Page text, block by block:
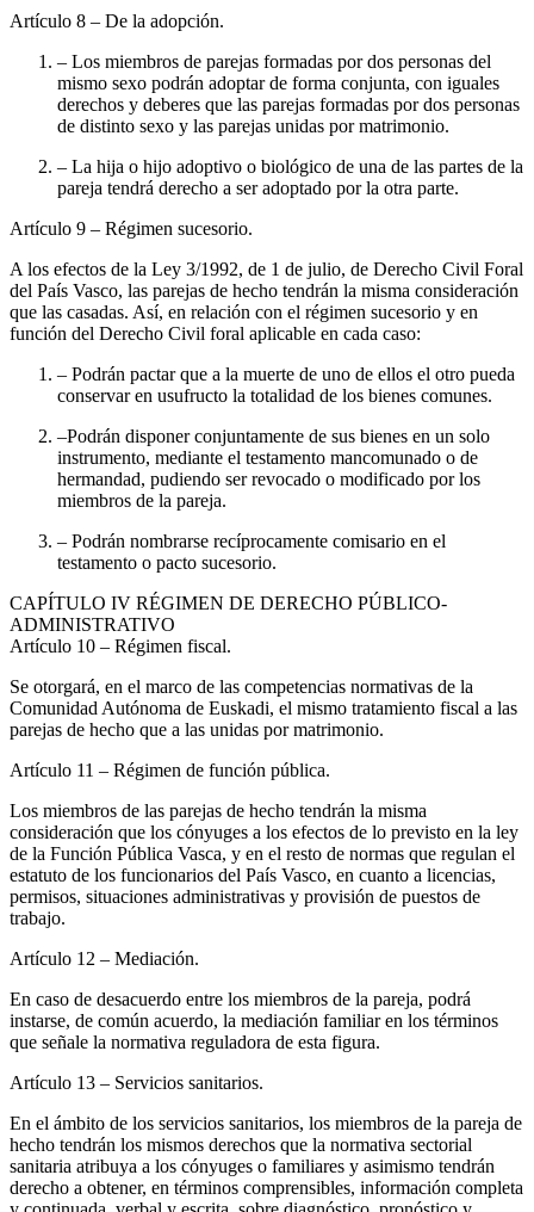
Artículo 8 – De la adopción.
– Los miembros de parejas formadas por dos personas del
mismo sexo podrán adoptar de forma conjunta, con iguales
derechos y deberes que las parejas formadas por dos personas
de distinto sexo y las parejas unidas por matrimonio.
– La hija o hijo adoptivo o biológico de una de las partes de la
pareja tendrá derecho a ser adoptado por la otra parte.
Artículo 9 – Régimen sucesorio.
A los efectos de la Ley 3/1992, de 1 de julio, de Derecho Civil Foral
del País Vasco, las parejas de hecho tendrán la misma consideración
que las casadas. Así, en relación con el régimen sucesorio y en
función del Derecho Civil foral aplicable en cada caso:
– Podrán pactar que a la muerte de uno de ellos el otro pueda
conservar en usufructo la totalidad de los bienes comunes.
–Podrán disponer conjuntamente de sus bienes en un solo
instrumento, mediante el testamento mancomunado o de
hermandad, pudiendo ser revocado o modificado por los
miembros de la pareja.
– Podrán nombrarse recíprocamente comisario en el
testamento o pacto sucesorio.
CAPÍTULO IV RÉGIMEN DE DERECHO PÚBLICO-
ADMINISTRATIVO
Artículo 10 – Régimen fiscal.
Se otorgará, en el marco de las competencias normativas de la
Comunidad Autónoma de Euskadi, el mismo tratamiento fiscal a las
parejas de hecho que a las unidas por matrimonio.
Artículo 11 – Régimen de función pública.
Los miembros de las parejas de hecho tendrán la misma
consideración que los cónyuges a los efectos de lo previsto en la ley
de la Función Pública Vasca, y en el resto de normas que regulan el
estatuto de los funcionarios del País Vasco, en cuanto a licencias,
permisos, situaciones administrativas y provisión de puestos de
trabajo.
Artículo 12 – Mediación.
En caso de desacuerdo entre los miembros de la pareja, podrá
instarse, de común acuerdo, la mediación familiar en los términos
que señale la normativa reguladora de esta figura.
Artículo 13 – Servicios sanitarios.
En el ámbito de los servicios sanitarios, los miembros de la pareja de
hecho tendrán los mismos derechos que la normativa sectorial
sanitaria atribuya a los cónyuges o familiares y asimismo tendrán
derecho a obtener, en términos comprensibles, información completa